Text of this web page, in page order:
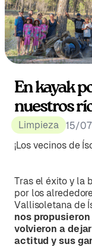
En kayak
nuestros
Limpieza
15/
¡Los vecinos de
Tras el éxito y la
por los
Vallisoletana de
nos
volvieron a
actitud y sus